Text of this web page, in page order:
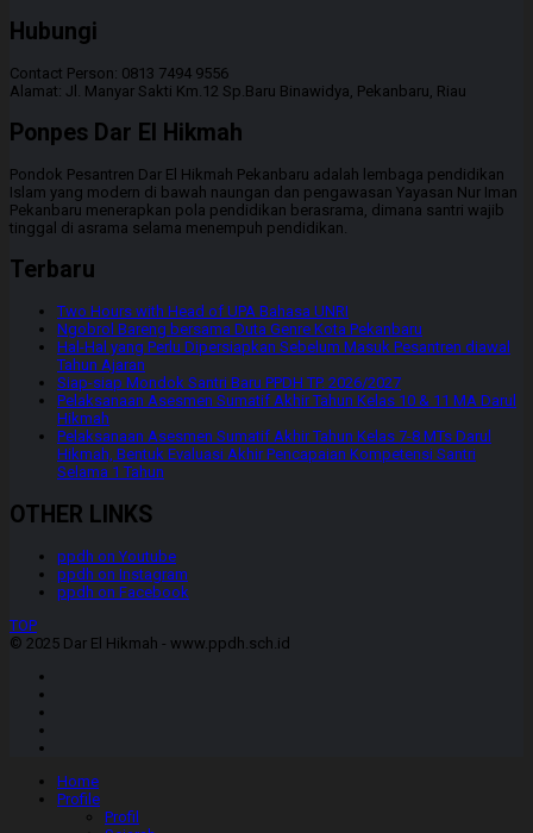
Hubungi
Contact Person: 0813 7494 9556
Alamat: Jl. Manyar Sakti Km.12 Sp.Baru Binawidya, Pekanbaru, Riau
Ponpes Dar El Hikmah
Pondok Pesantren Dar El Hikmah Pekanbaru adalah lembaga pendidikan
Islam yang modern di bawah naungan dan pengawasan Yayasan Nur Iman
Pekanbaru menerapkan pola pendidikan berasrama, dimana santri wajib
tinggal di asrama selama menempuh pendidikan.
Terbaru
Two Hours with Head of UPA Bahasa UNRI
Ngobrol Bareng bersama Duta Genre Kota Pekanbaru
Hal-Hal yang Perlu Dipersiapkan Sebelum Masuk Pesantren diawal
Tahun Ajaran
Siap-siap Mondok Santri Baru PPDH TP. 2026/2027
Pelaksanaan Asesmen Sumatif Akhir Tahun Kelas 10 & 11 MA Darul
Hikmah
Pelaksanaan Asesmen Sumatif Akhir Tahun Kelas 7-8 MTs Darul
Hikmah, Bentuk Evaluasi Akhir Pencapaian Kompetensi Santri
Selama 1 Tahun
OTHER LINKS
ppdh on Youtube
ppdh on Instagram
ppdh on Facebook
TOP
© 2025 Dar El Hikmah - www.ppdh.sch.id
Home
Profile
Profil